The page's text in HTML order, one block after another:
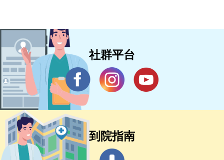
社群平台
到院指南